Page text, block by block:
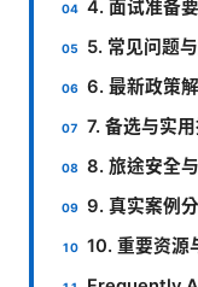
4. 面试准备
5. 常见问题
6. 最新政策
7. 备选与实
8. 旅途安全
9. 真实案例
10. 重要资源